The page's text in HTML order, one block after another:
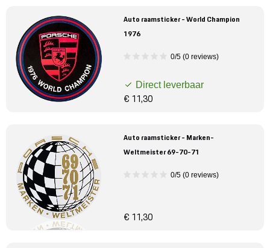
Meer Porsche
Porsche informatie
Auto raamsticker - World Champion
1976
0/5 (0 reviews)
Direct leverbaar
€ 11,30
Auto raamsticker - Marken-
Weltmeister 69-70-71
0/5 (0 reviews)
€ 11,30